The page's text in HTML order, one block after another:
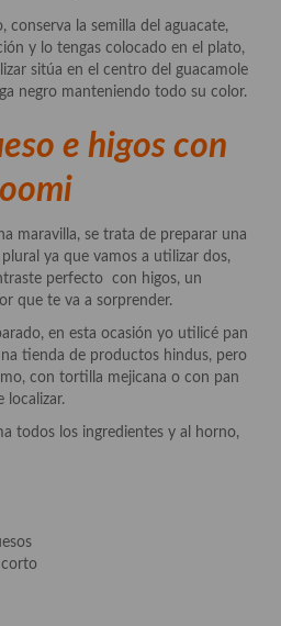
conserva la semilla del aguacate,
y lo tengas colocado en el plato,
sitúa en el centro del guacamole
negro manteniendo todo su color.
e higos con
maravilla, se trata de preparar una
ya que vamos a utilizar dos,
perfecto con higos, un
que te va a sorprender.
en esta ocasión yo utilicé pan
tienda de productos hindus, pero
con tortilla mejicana o con pan
localizar.
todos los ingredientes y al horno,
corto